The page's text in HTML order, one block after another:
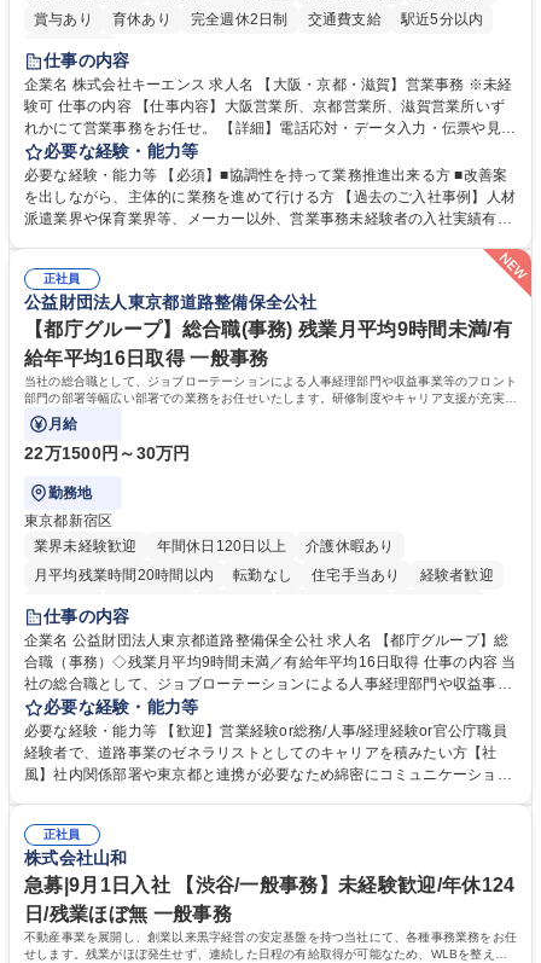
賞与あり
育休あり 完全週休2日制 交通費支給
駅近5分以内
土日祝休み
仕事の内容
企業名 株式会社キーエンス 求人名 【大阪・京都・滋賀】営業事務 ※未経
験可 仕事の内容 【仕事内容】大阪営業所、京都営業所、滋賀営業所いず
れかにて営業事務をお任せ。 【詳細】電話応対・データ入力・伝票や見積
の作成・カタログ送付・来客対応・営業所内で発生する事務業務や業務改
善をお任せ。 【教育制度】ご入社後、育成担当とペアになりながらOJTに
て業務を覚えていただくことが可能です。業務システムがきちんと構築さ
れているため、スムーズに仕事に慣れることができる環境です。また、
常に改善を目指す風土のため、安心して業務に取り組んでいただけます。
募集職種 【大阪・京都・滋賀】営業事務 ※未経験可
必要な経験・能力等
必要な経験・能力等 【必須】■協調性を持って業務推進出来る方 ■改善案
を出しながら、主体的に業務を進めて行ける方 【過去のご入社事例】人材
派遣業界や保育業界等、メーカー以外、営業事務未経験者の入社実績有
により、キーエンスの付加価値向上に貢献します。ベースの定型業務に加
えて、お客様や社員の状況に合わせ、能動的なサポート、改善の動きも期
待され。組織を支えるスペシャリストとして、チームに貢献し、結果的に
社員から頼られる存在になることができます。平均19:30の退勤以降の業
務の持ち帰りも禁止されており、メリハリのある働き方となります。 学
歴・資格 学歴：大学院 大学 高専 短大 語学力： 資格：
正社員
公益財団法人東京都道路整備保全公社
【都庁グループ】総合職(事務) 残業月平均9時間未満/有
給年平均16日取得 一般事務
当社の総合職として、ジョブローテーションによる人事経理部門や収益事業等のフロント
部門の部署等幅広い部署での業務をお任せいたします。研修制度やキャリア支援が充実し
ております！ ※下記業務詳細
月給
22万1500円～30万円
勤務地
東京都新宿区
業界未経験歓迎
年間休日120日以上
介護休暇あり
月平均残業時間20時間以内
転勤なし 住宅手当あり
経験者歓迎
研修あり
退職金あり
駅近5分以内
資格取得手当あり 食事補助あり
仕事の内容
企業名 公益財団法人東京都道路整備保全公社 求人名 【都庁グループ】総
合職（事務）◇残業月平均9時間未満／有給年平均16日取得 仕事の内容 当
社の総合職として、ジョブローテーションによる人事経理部門や収益事業
等のフロント部門の部署等幅広い部署での業務をお任せいたします。研修
制度やキャリア支援が充実しております！ ※下記業務詳細 【業務詳細】■
管理部門：広報、人事、経理など当公社の運営に係る管理業務 ■収益部
門：駐車場の新規開拓、管理運営、新宿駅西口広場の「イベントコーナ
道路施設や道路工事現場の見学ツアー事業 ※入社後は上記いずれかの部門
へ配属。※業務内容変更の範囲：会社の定める業務 募集職種 【都庁グル
ープ】総合職（事務）◇残業月平均9時間未満／有給年平均16日取得
必要な経験・能力等
必要な経験・能力等 【歓迎】営業経験or総務/人事/経理経験or官公庁職員
経験者で、道路事業のゼネラリストとしてのキャリアを積みたい方【社
風】社内関係部署や東京都と連携が必要なため綿密にコミュニケーション
部門など多岐に渡る業務を経験できます。 ■様々なプロジェクト：駐車場
事業の他、新宿駅西口広場内に設置された照明を兼ねた広告「ブライトサ
イン」の管理運営を行うなど、事業収益を生み出す活動を積極的に行って
います。 学歴・資格 学歴：大学院 大学 高専 短大 専修学校 高校 語学力：
資格：
正社員
株式会社山和
急募|9月1日入社 【渋谷/一般事務】未経験歓迎/年休124
日/残業ほぼ無 一般事務
不動産事業を展開し、創業以来黒字経営の安定基盤を持つ当社にて、各種事務業務をお任
せします。残業がほぼ発生せず、連続した日程の有給取得が可能なため、WLBを整えた